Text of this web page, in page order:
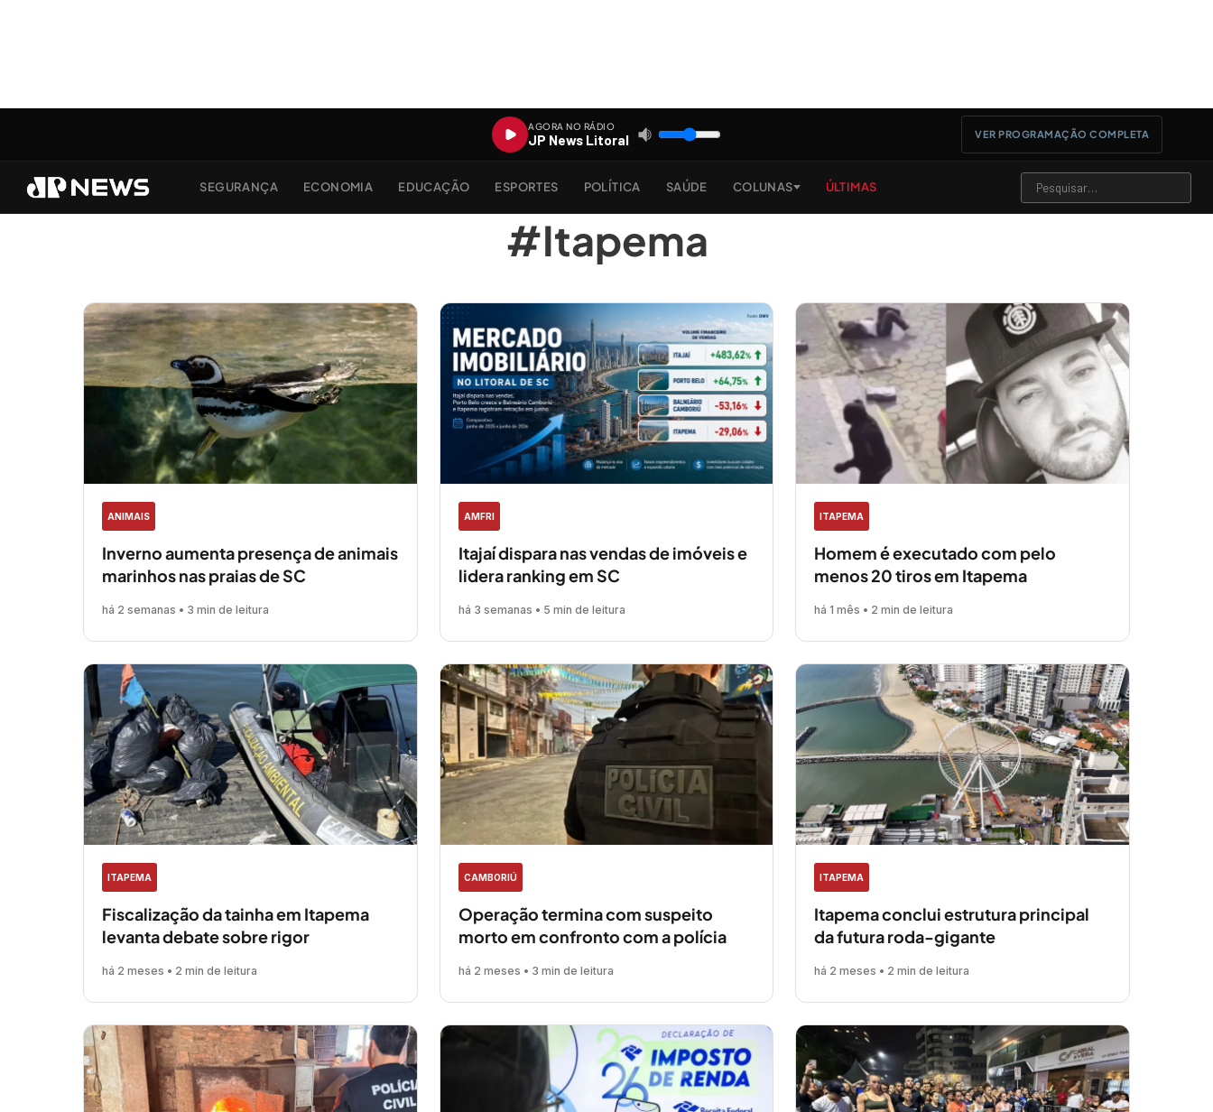
AGORA NO RÁDIO
JP News Litoral VER PROGRAMAÇÃO COMPLETA
SEGURANÇA ECONOMIA EDUCAÇÃO ESPORTES POLÍTICA SAÚDE COLUNAS ÚLTIMAS
#Itapema
ANIMAIS
Inverno aumenta presença de animais
marinhos nas praias de SC
há 2 semanas • 3 min de leitura
AMFRI
Itajaí dispara nas vendas de imóveis e
lidera ranking em SC
há 3 semanas • 5 min de leitura
ITAPEMA
Homem é executado com pelo
menos 20 tiros em Itapema
há 1 mês • 2 min de leitura
ITAPEMA
Fiscalização da tainha em Itapema
levanta debate sobre rigor
há 2 meses • 2 min de leitura
CAMBORIÚ
Operação termina com suspeito
morto em confronto com a polícia
há 2 meses • 3 min de leitura
ITAPEMA
Itapema conclui estrutura principal
da futura roda-gigante
há 2 meses • 2 min de leitura